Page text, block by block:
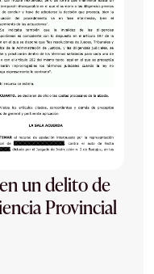
un delito de
Provincial